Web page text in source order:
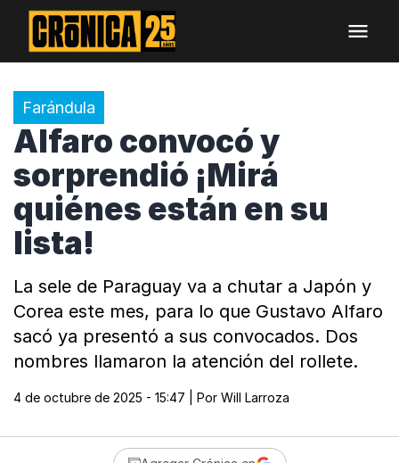
Farándula
Alfaro convocó y
sorprendió ¡Mirá
quiénes están en su
lista!
La sele de Paraguay va a chutar a Japón y
Corea este mes, para lo que Gustavo Alfaro
sacó ya presentó a sus convocados. Dos
nombres llamaron la atención del rollete.
4 de octubre de 2025 - 15:47 | Por Will Larroza